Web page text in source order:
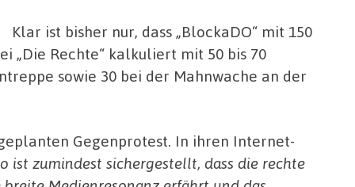
Klar ist bisher nur, dass „BlockaDO“ mit 150
„Die Rechte“ kalkuliert mit 50 bis 70
sowie 30 bei der Mahnwache an der
Gegenprotest. In ihren Internet-
ist zumindest sichergestellt, dass die rechte